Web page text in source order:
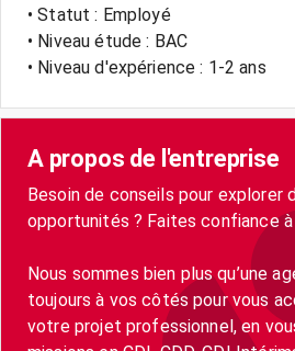
• Statut : Employé
• Niveau étude : BAC
• Niveau d'expérience : 1-2 ans
A propos de l'entreprise
Besoin de conseils pour explorer
opportunités ? Faites confiance
Nous sommes bien plus qu’une
toujours à vos côtés pour vous
votre projet professionnel, en